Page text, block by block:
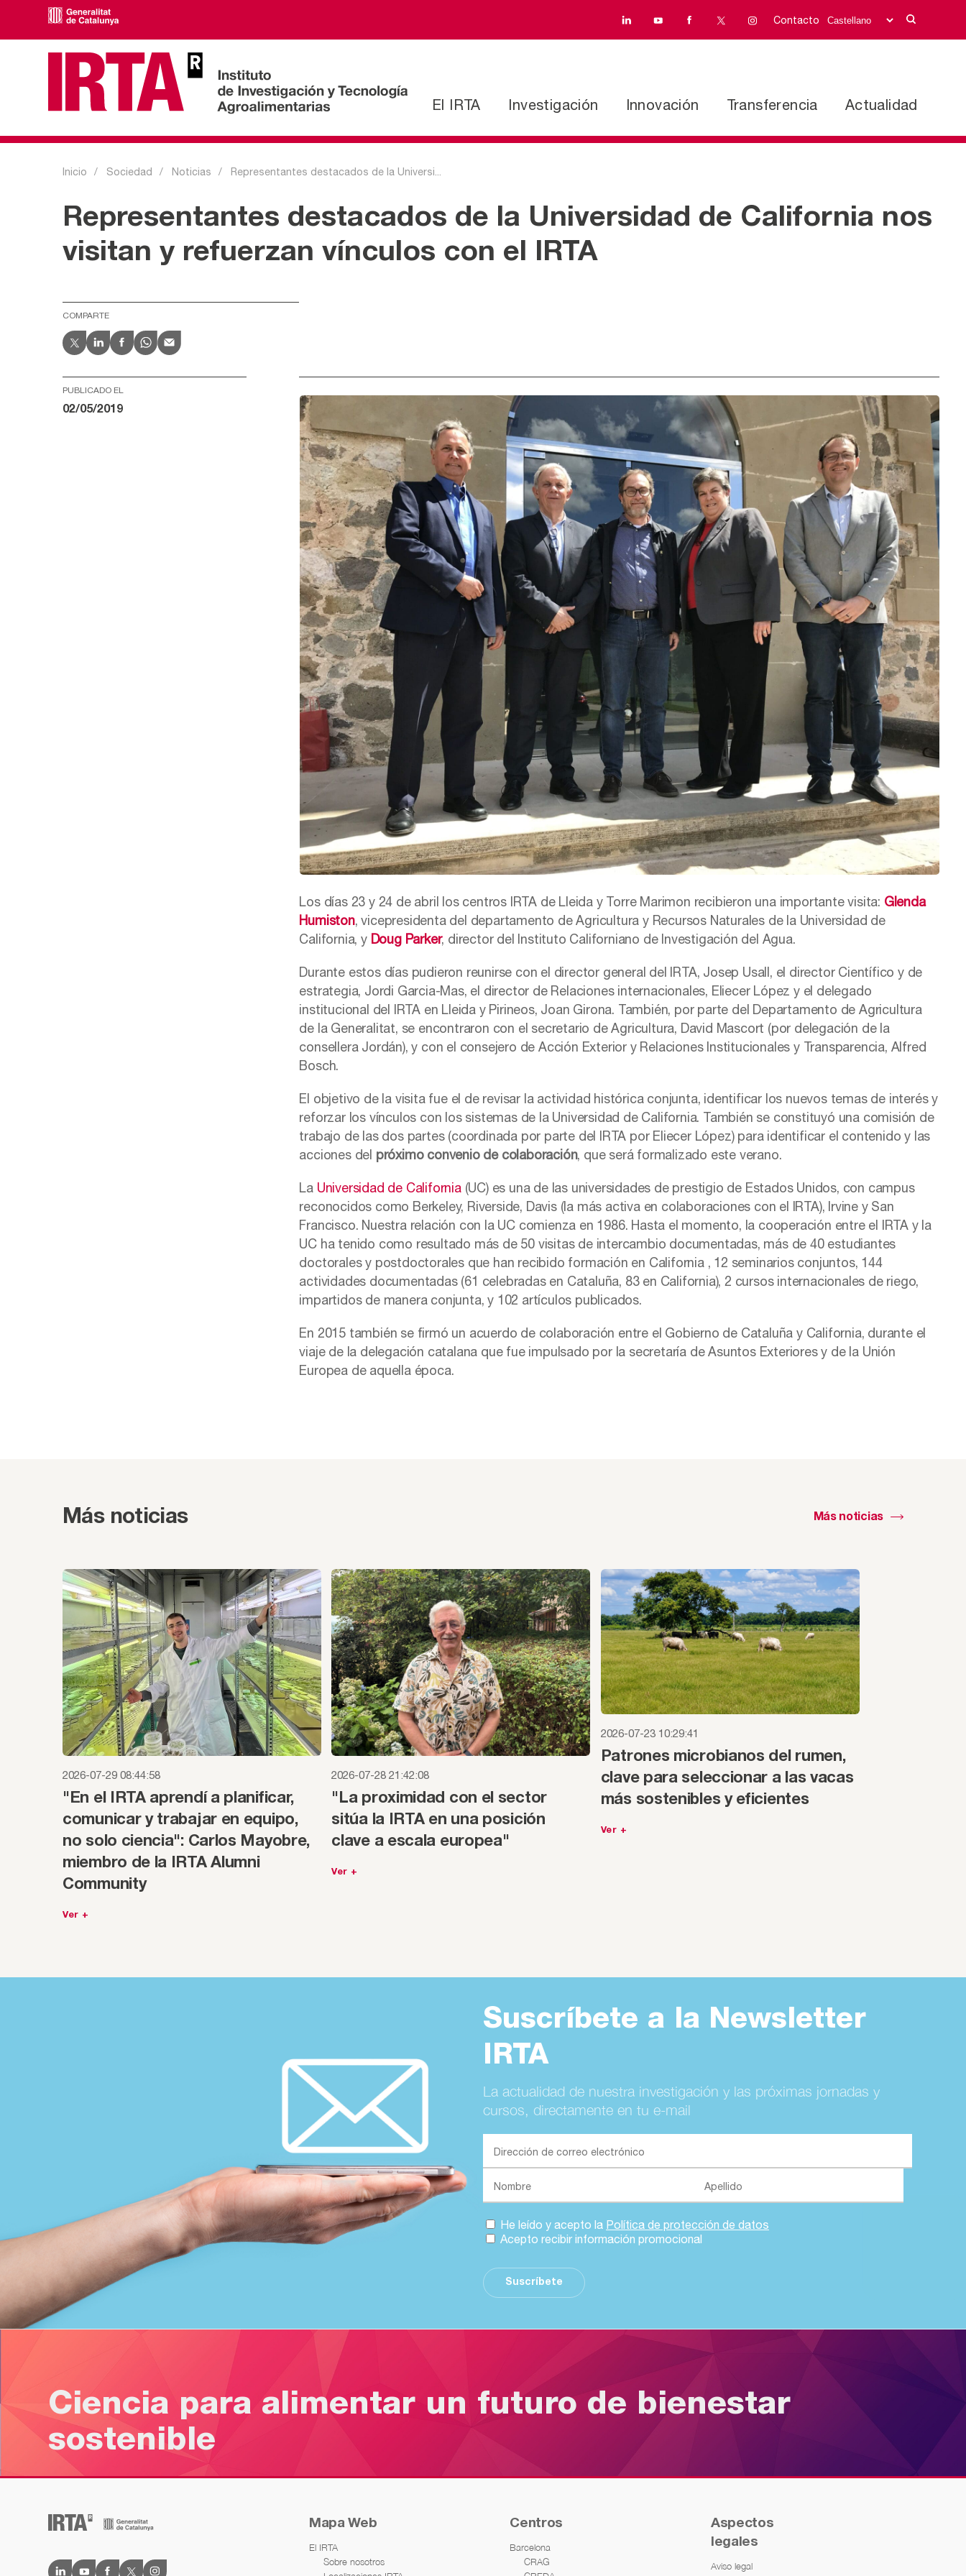
Contacto
El IRTA Investigación Innovación Transferencia Actualidad
Inicio Sociedad Noticias Representantes destacados de la Universi...
Representantes destacados de la Universidad de California nos
visitan y refuerzan vínculos con el IRTA
COMPARTE
Los días 23 y 24 de abril los centros IRTA de Lleida y Torre Marimon recibieron una importante visita: Glenda
Humiston, vicepresidenta del departamento de Agricultura y Recursos Naturales de la Universidad de
California, y Doug Parker, director del Instituto Californiano de Investigación del Agua.
Durante estos días pudieron reunirse con el director general del IRTA, Josep Usall, el director Científico y de
estrategia, Jordi Garcia-Mas, el director de Relaciones internacionales, Eliecer López y el delegado
institucional del IRTA en Lleida y Pirineos, Joan Girona. También, por parte del Departamento de Agricultura
de la Generalitat, se encontraron con el secretario de Agricultura, David Mascort (por delegación de la
consellera Jordán), y con el consejero de Acción Exterior y Relaciones Institucionales y Transparencia, Alfred
Bosch.
El objetivo de la visita fue el de revisar la actividad histórica conjunta, identificar los nuevos temas de interés y
reforzar los vínculos con los sistemas de la Universidad de California. También se constituyó una comisión de
trabajo de las dos partes (coordinada por parte del IRTA por Eliecer López) para identificar el contenido y las
acciones del próximo convenio de colaboración, que será formalizado este verano.
La Universidad de California(UC) es una de las universidades de prestigio de Estados Unidos, con campus
reconocidos como Berkeley, Riverside, Davis (la más activa en colaboraciones con el IRTA), Irvine y San
Francisco. Nuestra relación con la UC comienza en 1986. Hasta el momento, la cooperación entre el IRTA y la
UC ha tenido como resultado más de 50 visitas de intercambio documentadas, más de 40 estudiantes
doctorales y postdoctorales que han recibido formación en California , 12 seminarios conjuntos, 144
actividades documentadas (61 celebradas en Cataluña, 83 en California), 2 cursos internacionales de riego,
impartidos de manera conjunta, y 102 artículos publicados.
En 2015 también se firmó un acuerdo de colaboración entre el Gobierno de Cataluña y California, durante el
viaje de la delegación catalana que fue impulsado por la secretaría de Asuntos Exteriores y de la Unión
Europea de aquella época.
PUBLICADO EL
02/05/2019
Más noticias
2026-07-29 08:44:58
"En el IRTA aprendí a planificar,
comunicar y trabajar en equipo,
no solo ciencia": Carlos Mayobre,
miembro de la IRTA Alumni
Community
Ver +
2026-07-28 21:42:08
"La proximidad con el sector
sitúa la IRTA en una posición
clave a escala europea"
Ver +
2026-07-23 10:29:41
Patrones microbianos del rumen,
clave para seleccionar a las vacas
más sostenibles y eficientes
Ver +
Más noticias
Suscríbete a la Newsletter
IRTA
La actualidad de nuestra investigación y las próximas jornadas y
cursos, directamente en tu e-mail
He leído y acepto la Política de protección de datos
Acepto recibir información promocional
Suscríbete
Ciencia para alimentar un futuro de bienestar
sostenible
Mapa Web
El IRTA
Sobre nosotros
Centros
Barcelona
CRAG
Aspectos
legales
Aviso legal